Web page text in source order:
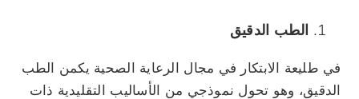
الطب الدقيق
في طليعة الابتكار في مجال الرعاية الصحية يكمن الطب
الدقيق، وهو تحول نموذجي من الأساليب التقليدية ذات